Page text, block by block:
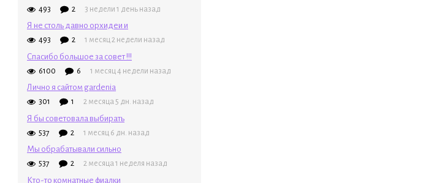
493 2 3 недели 1 день назад
Я не столь давно орхидеи и
493 2 1 месяц 2 недели назад
Спасибо большое за совет !!!
6100 6 1 месяц 4 недели назад
Лично я сайтом gardenia
301 1 2 месяца 5 дн. назад
Я бы советовала выбирать
537 2 1 месяц 6 дн. назад
Мы обрабатывали сильно
537 2 2 месяца 1 неделя назад
Кто-то комнатные фиалки